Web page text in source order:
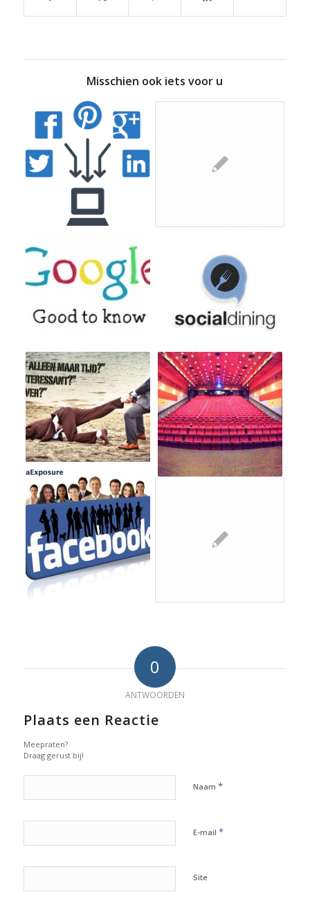
Misschien ook iets voor u
0
ANTWOORDEN
Plaats een Reactie
Meepraten?
Draag gerust bij!
Naam *
E-mail *
Site